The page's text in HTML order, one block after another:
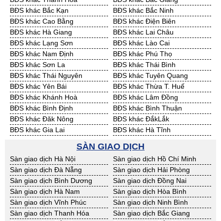
Cần Thuê Đồng Tháp
Cần Thuê Hậu Giang
Cần Thuê Kiên Giang
Cần Thuê Long An
Cần Thuê Sóc Trăng
Cần Thuê Tây Ninh
Cần Thuê Tiền Giang
Cần Thuê Trà Vinh
Cần Thuê Vĩnh Long
Cần Thuê Hải Dương
Cần Thuê Hưng Yên
Cần Thuê Quảng Ninh
BĐS khác Bắc Kạn
BĐS khác Bắc Ninh
BĐS khác Cao Bằng
BĐS khác Điện Biên
BĐS khác Hà Giang
BĐS khác Lai Châu
BĐS khác Lạng Sơn
BĐS khác Lào Cai
BĐS khác Nam Định
BĐS khác Phú Thọ
BĐS khác Sơn La
BĐS khác Thái Bình
BĐS khác Thái Nguyên
BĐS khác Tuyên Quang
BĐS khác Yên Bái
BĐS khác Thừa T. Huế
BĐS khác Khánh Hoà
BĐS khác Lâm Đồng
BĐS khác Bình Định
BĐS khác Bình Thuận
BĐS khác Đăk Nông
BĐS khác ĐắkLắk
BĐS khác Gia Lai
BĐS khác Hà Tĩnh
BĐS khác Ninh Thuận
BĐS khác Phú Yên
BĐS khác Quảng Bình
BĐS khác Quảng Nam
BĐS khác Quảng Ngãi
BĐS khác Bà Rịa - VT
BĐS khác Cần Thơ
BĐS khác An Giang
BĐS khác Bạc Liêu
BĐS khác Bến Tre
BĐS khác Bình Phước
BĐS khác Cà Mau
BĐS khác Đồng Tháp
BĐS khác Hậu Giang
SÀN GIAO DỊCH
Sàn giao dịch Hà Nội
Sàn giao dịch Hồ Chí Minh
Sàn giao dịch Đà Nẵng
Sàn giao dịch Hải Phòng
Sàn giao dịch Bình Dương
Sàn giao dịch Đồng Nai
Sàn giao dịch Hà Nam
Sàn giao dịch Hòa Bình
Sàn giao dịch Vĩnh Phúc
Sàn giao dịch Ninh Bình
Sàn giao dịch Thanh Hóa
Sàn giao dịch Bắc Giang